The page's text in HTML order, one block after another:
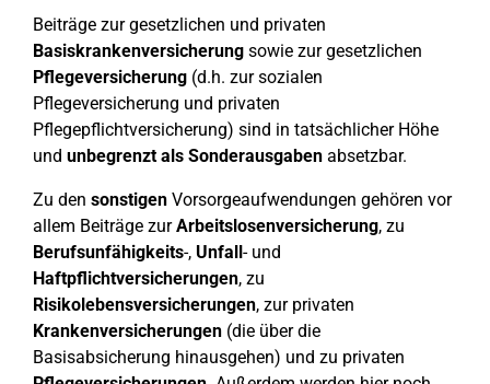
Beiträge zur gesetzlichen und privaten
Basiskrankenversicherung sowie zur gesetzlichen
Pflegeversicherung (d.h. zur sozialen
Pflegeversicherung und privaten
Pflegepflichtversicherung) sind in tatsächlicher Höhe
und unbegrenzt als Sonderausgaben absetzbar.
Zu den sonstigen Vorsorgeaufwendungen gehören vor
allem Beiträge zurArbeitslosenversicherung, zu
Berufsunfähigkeits-, Unfall- und
Haftpflichtversicherungen, zu
Risikolebensversicherungen, zur privaten
Krankenversicherungen (die über die
Basisabsicherung hinausgehen) und zu privaten